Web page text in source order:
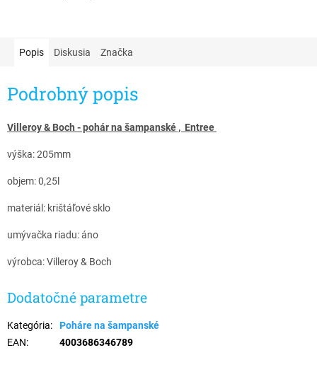
Popis Diskusia Značka
Podrobný popis
Villeroy & Boch - pohár na šampanské , Entree ​
výška: 205mm
objem: 0,25l
materiál: krištáľové sklo
umývačka riadu: áno
výrobca: Villeroy & Boch
Dodatočné parametre
Kategória:
Poháre na šampanské
EAN: 4003686346789